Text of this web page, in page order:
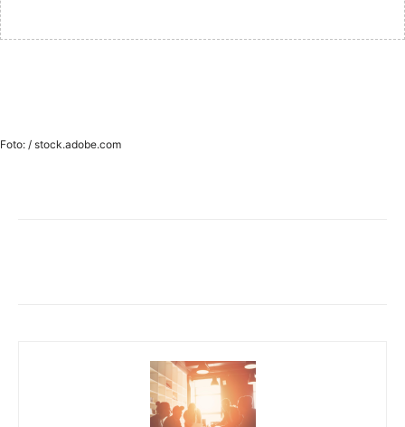
Foto: / stock.adobe.com